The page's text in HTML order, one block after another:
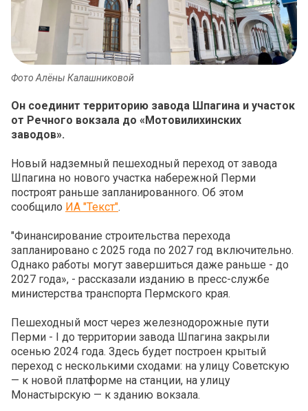
Фото Алёны Калашниковой
Он соединит территорию завода Шпагина и участок
от Речного вокзала до «Мотовилихинских
заводов».
Новый надземный пешеходный переход от завода
Шпагина но нового участка набережной Перми
построят раньше запланированного. Об этом
сообщило ИА "Текст".
"Финансирование строительства перехода
запланировано с 2025 года по 2027 год включительно.
Однако работы могут завершиться даже раньше - до
2027 года», - рассказали изданию в пресс-службе
министерства транспорта Пермского края.
Пешеходный мост через железнодорожные пути
Перми - I до территории завода Шпагина закрыли
осенью 2024 года. Здесь будет построен крытый
переход с несколькими сходами: на улицу Советскую
— к новой платформе на станции, на улицу
Монастырскую — к зданию вокзала.